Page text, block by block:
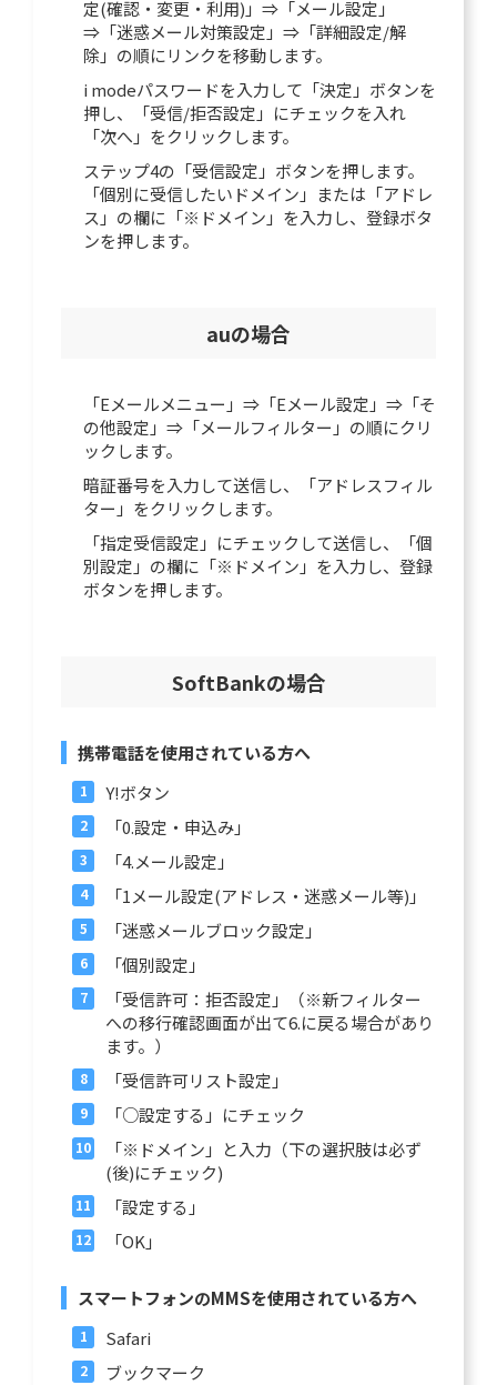
定(確認・変更・利用)」⇒「メール設定」
⇒「迷惑メール対策設定」⇒「詳細設定/解
除」の順にリンクを移動します。
i modeパスワードを入力して「決定」ボタンを
押し、「受信/拒否設定」にチェックを入れ
「次へ」をクリックします。
ステップ4の「受信設定」ボタンを押します。
「個別に受信したいドメイン」または「アドレ
ス」の欄に「※ドメイン」を入力し、登録ボタ
ンを押します。
auの場合
「Eメールメニュー」⇒「Eメール設定」⇒「そ
の他設定」⇒「メールフィルター」の順にクリ
ックします。
暗証番号を入力して送信し、「アドレスフィル
ター」をクリックします。
「指定受信設定」にチェックして送信し、「個
別設定」の欄に「※ドメイン」を入力し、登録
ボタンを押します。
SoftBankの場合
携帯電話を使用されている方へ
Y!ボタン
「0.設定・申込み」
「4.メール設定」
「1メール設定(アドレス・迷惑メール等)」
「迷惑メールブロック設定」
「個別設定」
「受信許可：拒否設定」（※新フィルター
への移行確認画面が出て6.に戻る場合があり
ます。）
「受信許可リスト設定」
「○設定する」にチェック
「※ドメイン」と入力（下の選択肢は必ず
(後)にチェック)
「設定する」
「OK」
スマートフォンのMMSを使用されている方へ
Safari
ブックマーク